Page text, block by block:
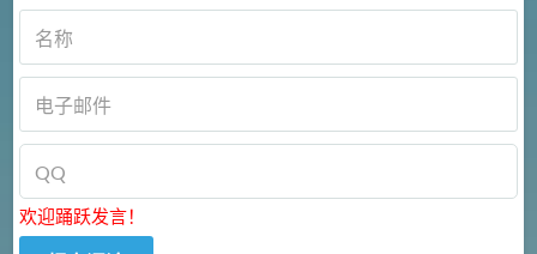
欢迎踊跃发言！